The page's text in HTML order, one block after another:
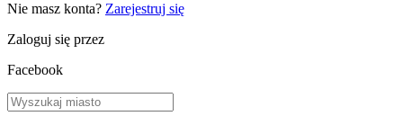
Nie masz konta? Zarejestruj się
Zaloguj się przez
Facebook